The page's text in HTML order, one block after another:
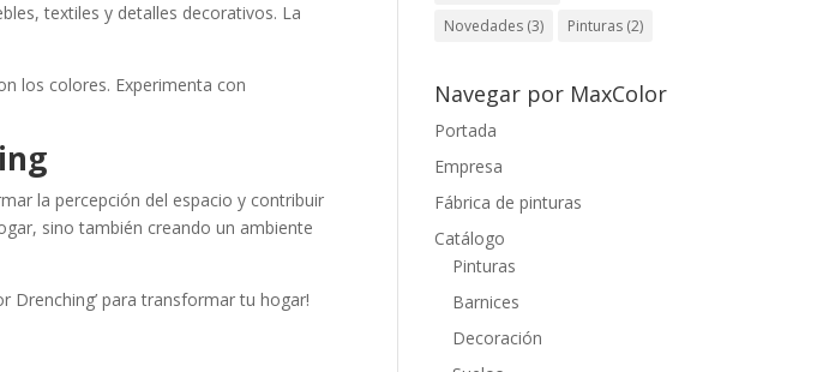
textiles y detalles decorativos. La
los colores. Experimenta con
la percepción del espacio y contribuir
sino también creando un ambiente
Drenching’ para transformar tu hogar!
Novedades (3) Pinturas (2)
Navegar por MaxColor
Portada
Empresa
Fábrica de pinturas
Catálogo
Pinturas
Barnices
Decoración